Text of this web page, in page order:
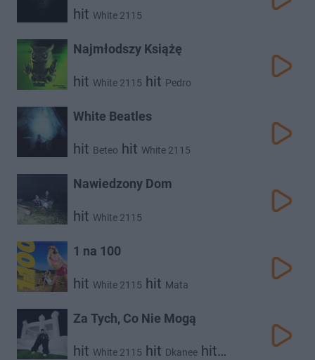
hit White 2115
Najmłodszy Książę
hit White 2115 hit Pedro
White Beatles
hit Beteo hit White 2115
Nawiedzony Dom
hit White 2115
1 na 100
hit White 2115 hit Mata
Za Tych, Co Nie Mogą
hit White 2115 hit Dkanee hit